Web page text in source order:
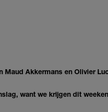
Maud Akkermans en Olivier
want we krijgen dit